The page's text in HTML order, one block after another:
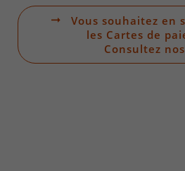
Vous souhaitez en
les Cartes de
Consultez nos